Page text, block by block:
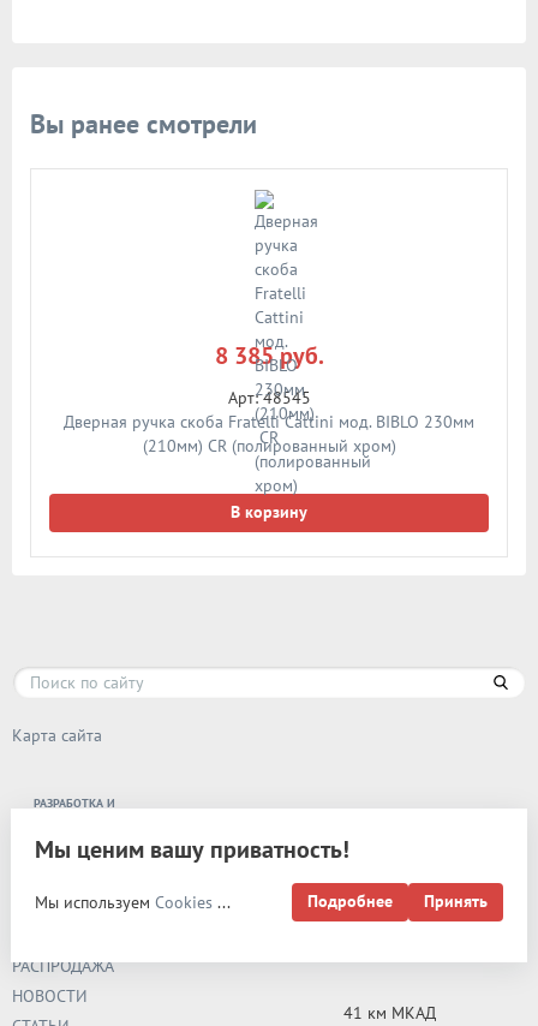
Вы ранее смотрели
8 385 руб.
Арт: 48545
Дверная ручка скоба Fratelli Cattini мод. BIBLO 230мм
(210мм) CR (полированный хром)
В корзину
Карта сайта
РАЗРАБОТКА И
О КОМПАНИИ
НОВИНКИ
РАСПРОДАЖА
НОВОСТИ
НАШИ РОЗНИЧНЫЕ МАГАЗИНЫ:
41 км МКАД
Мы ценим вашу приватность!
Мы используем Cookies... Подробнее Принять